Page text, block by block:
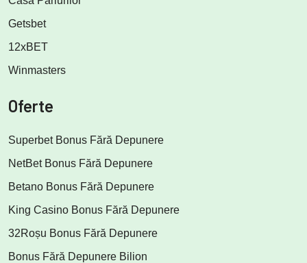
Getsbet
12xBET
Winmasters
Oferte
Superbet Bonus Fără Depunere
NetBet Bonus Fără Depunere
Betano Bonus Fără Depunere
King Casino Bonus Fără Depunere
32Roșu Bonus Fără Depunere
Bonus Fără Depunere Bilion